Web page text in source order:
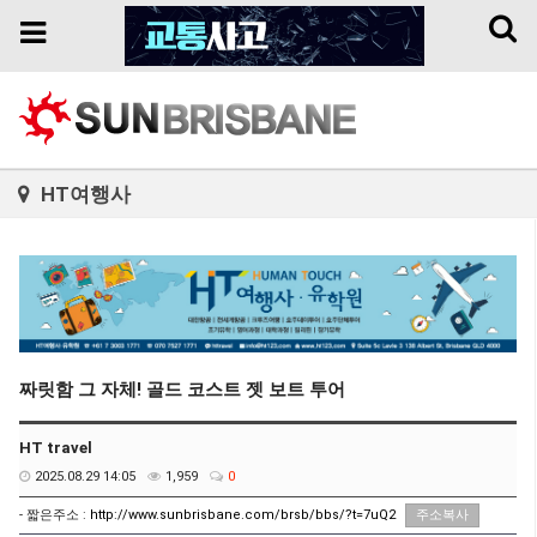
Toggle
Toggle
HT여행사
짜릿함 그 자체! 골드 코스트 젯 보트 투어
HT travel
2025.08.29 14:05 1,959 0
- 짧은주소 : http://www.sunbrisbane.com/brsb/bbs/?t=7uQ2 주소복사